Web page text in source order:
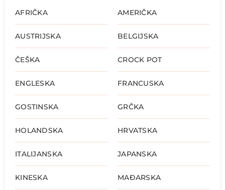
AFRIČKA AMERIČKA
AUSTRIJSKA BELGIJSKA
ČEŠKA CROCK POT
ENGLESKA FRANCUSKA
GOSTINSKA GRČKA
HOLANDSKA HRVATSKA
ITALIJANSKA JAPANSKA
KINESKA MAĐARSKA